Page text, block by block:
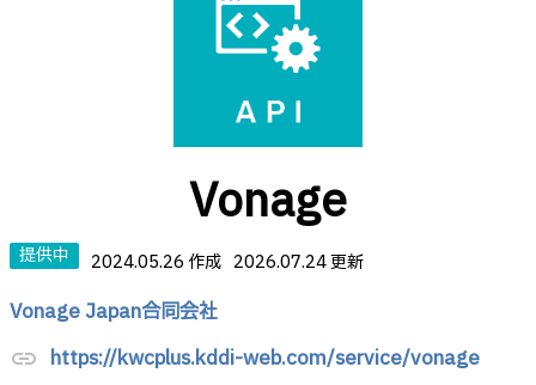
Vonage
提供中 2024.05.26 作成 2026.07.24 更新
Vonage Japan合同会社
link https://kwcplus.kddi-web.com/service/vonage